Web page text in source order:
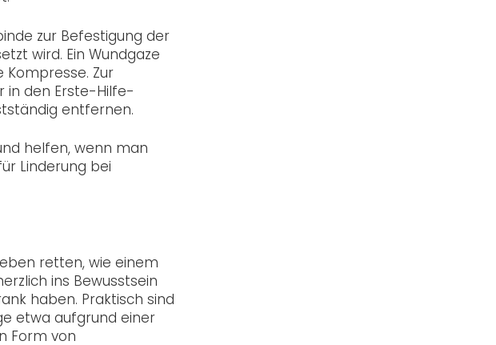
zur Befestigung der
wird. Ein Wundgaze
Kompresse. Zur
in den Erste-Hilfe-
entfernen.
helfen, wenn man
Linderung bei
retten, wie einem
ins Bewusstsein
haben. Praktisch sind
etwa aufgrund einer
Form von